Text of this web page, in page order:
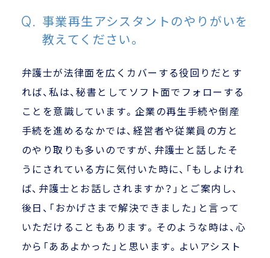
事業再生アシスタントのやりがいを
教えてください。
弁護士が法律面を広くカバーする役回りだとす
れば、私は、秘書としてソフト面でフォローする
ことを意識しています。企業の再生手続や倒産
手続を進めるなかでは、経営者や従業員の方と
のやり取りも多いのですが、弁護士と話したそ
うにされている方に気付いた時に、「もしよけれ
ば、弁護士とお話しされますか？」とご案内し、
後日、「おかげさまで解決できました」と言って
いただけることもあります。そのような時は、心
から「ああよかった」と思います。よいアシスト